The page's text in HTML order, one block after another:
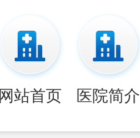
网站首页 医院简介